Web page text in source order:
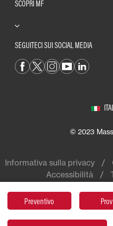
Preventivo
SCOPRI MF
SEGUITECI SUI SOCIAL MEDIA
© 2023
Informativa sulla privacy
Accessibilità
Massey
mondiale